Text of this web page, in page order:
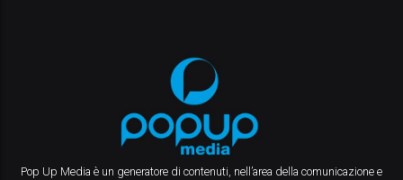
Pop Up Media è un generatore di contenuti, nell’area della comunicazione e